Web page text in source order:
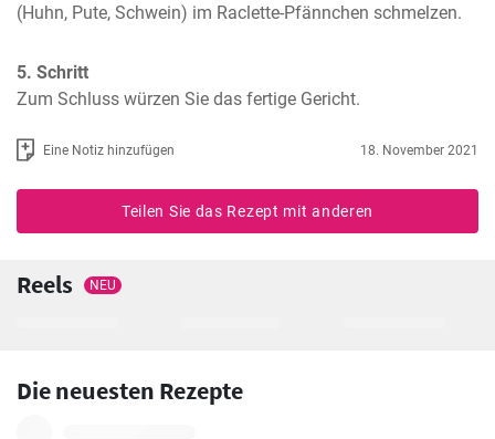
(Huhn, Pute, Schwein) im Raclette-Pfännchen schmelzen.
5. Schritt
Zum Schluss würzen Sie das fertige Gericht.
Eine Notiz hinzufügen 18. November 2021
Teilen Sie das Rezept mit anderen
Reels NEU
Die neuesten Rezepte